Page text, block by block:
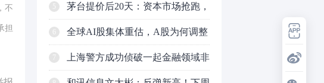
不
担
了
票“谈恋爱”
5 茅台提价后20天：资本市场抢跑，
磨底属于现实
全球AI股集体重估，A股为何调整
更深，却率先反弹？
7 上海警方成功侦破一起金融领域非